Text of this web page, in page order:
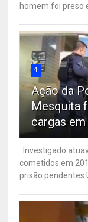
homem foi preso
4
Ação da
Mesquita
cargas
Investigado
cometidos em
prisão pendentes